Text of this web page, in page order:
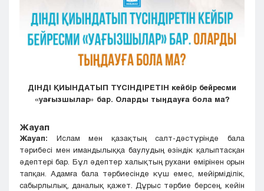
ДІНДІ ҚИЫНДАТЫП ТҮСІНДІРЕТІН кейбір бейресми
«уағызшылар» бар. Оларды тыңдауға бола ма?
Жауап
Жауап: Ислам мен қазақтың салт-дәстүрінде бала
тәрибесі мен имандылыққа баулудың өзіндік қалыптасқан
әдептері бар. Бұл әдептер халықтың рухани өмірінен орын
тапқан. Адамға бала тәрбиесінде күш емес, мейірміділік,
сабырлылық, даналық қажет. Дұрыс тәрбие берсең, кейін